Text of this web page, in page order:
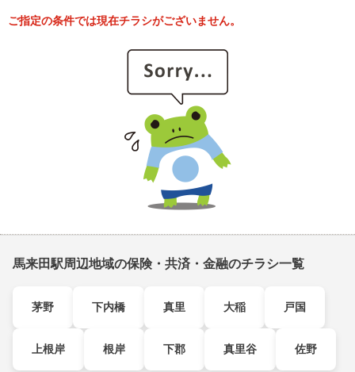
ご指定の条件では現在チラシがございません。
馬来田駅周辺地域の保険・共済・金融のチラシ一覧
茅野 下内橋 真里 大稲 戸国
上根岸 根岸 下郡 真里谷 佐野